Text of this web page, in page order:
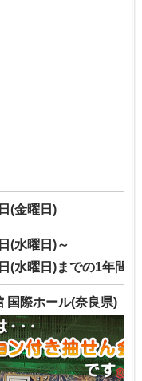
(金曜日)
(水曜日)～
(水曜日)までの1年間
国際ホール(奈良県)